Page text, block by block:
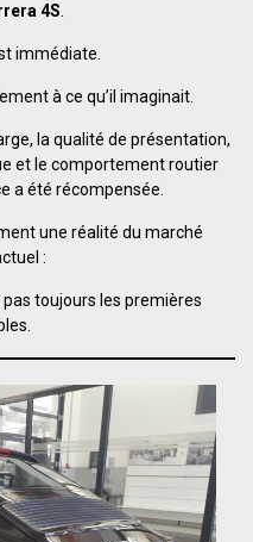
4S.
immédiate.
à ce qu’il imaginait.
la qualité de présentation,
et le comportement routier
a été récompensée.
une réalité du marché
:
toujours les premières